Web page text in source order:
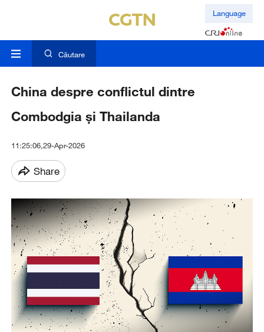
Language
Căutare
China despre conflictul dintre
Combodgia și Thailanda
11:25:06,29-Apr-2026
Share